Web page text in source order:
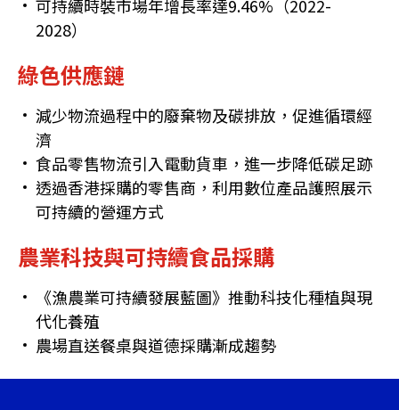
可持續時裝市場年增長率達9.46%（2022-
2028）
綠色供應鏈
減少物流過程中的廢棄物及碳排放，促進循環經
濟
食品零售物流引入電動貨車，進一步降低碳足跡
透過香港採購的零售商，利用數位產品護照展示
可持續的營運方式
農業科技與可持續食品採購
《漁農業可持續發展藍圖》推動科技化種植與現
代化養殖
農場直送餐桌與道德採購漸成趨勢